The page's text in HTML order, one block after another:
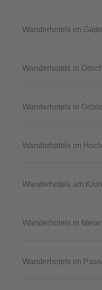
Wanderhotels im
Wanderhotels in
Wanderhotels in
Wanderhotels im
Wanderhotels am
Wanderhotels in
Wanderhotels im